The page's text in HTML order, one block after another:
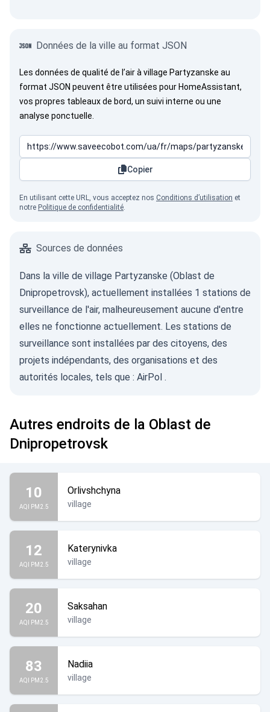
Données de la ville au format JSON
Les données de qualité de l’air à village Partyzanske au
format JSON peuvent être utilisées pour HomeAssistant,
vos propres tableaux de bord, un suivi interne ou une
analyse ponctuelle.
Copier
En utilisant cette URL, vous acceptez nos Conditions d’utilisation et
notre Politique de confidentialité.
Sources de données
Dans la ville de village Partyzanske (Oblast de
Dnipropetrovsk), actuellement installées 1 stations de
surveillance de l'air, malheureusement aucune d'entre
elles ne fonctionne actuellement. Les stations de
surveillance sont installées par des citoyens, des
projets indépendants, des organisations et des
autorités locales, tels que : AirPol .
Autres endroits de la Oblast de
Dnipropetrovsk
10
AQI PM2.5
Orlivshchyna
village
12
AQI PM2.5
Katerynivka
village
20
AQI PM2.5
Saksahan
village
83
AQI PM2.5
Nadiia
village